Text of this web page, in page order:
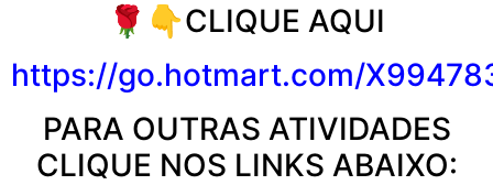
🌹👇CLIQUE AQUI
https://go.hotmart.com/
PARA OUTRAS ATIVIDADES
CLIQUE NOS LINKS ABAIXO: